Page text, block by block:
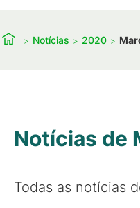
Notícias 2020
Notícias de
Todas as notícias